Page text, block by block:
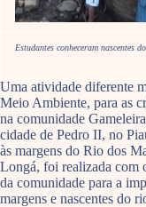
Estudantes conheceram nascentes
Uma atividade diferente
Meio Ambiente, para as
na comunidade
cidade de Pedro II, no
às margens do Rio dos
Longá, foi realizada com
da comunidade para a
margens e nascentes do